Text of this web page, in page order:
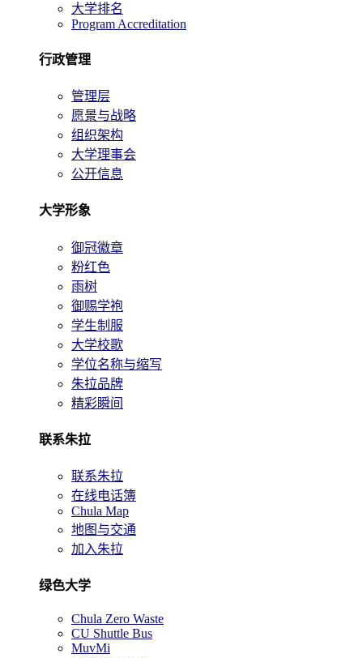
大学排名
Program Accreditation
行政管理
管理层
愿景与战略
组织架构
大学理事会
公开信息
大学形象
御冠徽章
粉红色
雨树
御赐学袍
学生制服
大学校歌
学位名称与缩写
朱拉品牌
精彩瞬间
联系朱拉
联系朱拉
在线电话簿
Chula Map
地图与交通
加入朱拉
绿色大学
Chula Zero Waste
CU Shuttle Bus
MuvMi